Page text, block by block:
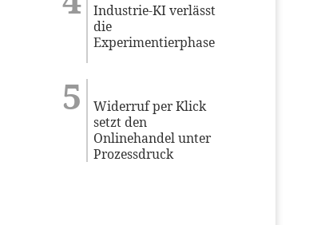
Industrie-KI verlässt
die
Experimentierphase
Widerruf per Klick
setzt den
Onlinehandel unter
Prozessdruck